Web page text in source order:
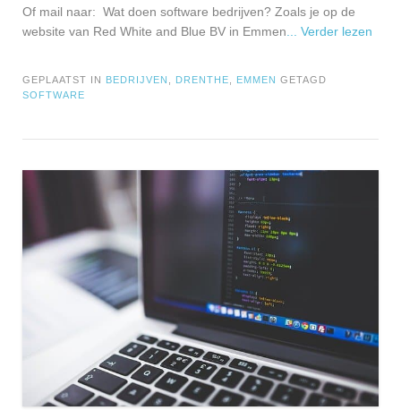
Of mail naar: Wat doen software bedrijven? Zoals je op de
website van Red White and Blue BV in Emmen ... Verder lezen
GEPLAATST IN BEDRIJVEN DRENTHE EMMEN GETAGD
SOFTWARE